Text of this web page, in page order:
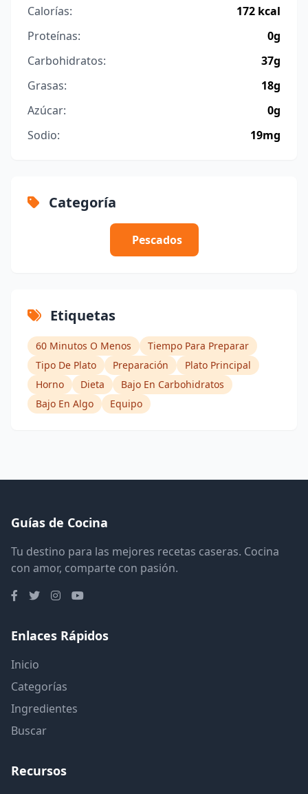
Calorías:
172 kcal
Proteínas:
0g
Carbohidratos:
37g
Grasas:
18g
Azúcar:
0g
Sodio:
19mg
Categoría
Pescados
Etiquetas
60 Minutos O Menos
Tiempo Para Preparar
Tipo De Plato
Preparación
Plato Principal
Horno
Dieta
Bajo En Carbohidratos
Bajo En Algo
Equipo
Guías de Cocina
Tu destino para las mejores recetas caseras. Cocina
con amor, comparte con pasión.
Enlaces Rápidos
Inicio
Categorías
Ingredientes
Buscar
Recursos